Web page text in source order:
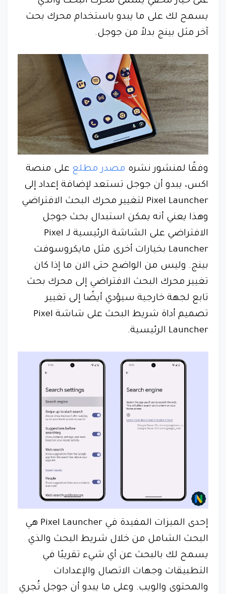
يسمح لك على ما يبدو باستخدام محرك بحث
آخر مثل بينج بدلاً من جوجل.
وفقًا لمنشور نشره مصدر مطلع على منصة
اكس، يبدو أن جوجل تستعد لإضافة إعداد إلى
Pixel Launcher لتغيير محرك البحث الافتراضي
وهذا يعني أنه يمكن استبدال بحث جوجل
الافتراضي على الشاشة الرئيسية لـ Pixel
Launcher بخيارات أخرى مثل مايكروسوفت
بينج. وليس من الواضح حتى الان ما إذا كان
تغيير محرك البحث الافتراضي إلى محرك بحث
تابع لجهة خارجية سيؤدي أيضًا إلى تغيير
تصميم أداة شريط البحث على شاشة Pixel
Launcher الرئيسية.
إحدى الميزات المفيدة في Pixel Launcher هي
البحث الشامل من خلال شريط البحث والذي
يسمح لك بالبحث عن أي شيء تقريبًا في
التطبيقات وجهات الاتصال والإعدادات
والمحتوى والويب. وعلى ما يبدو أن جوجل تُجري